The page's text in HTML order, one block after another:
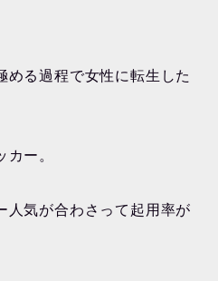
める過程で女性に転生した
ー。
人気が合わさって起用率が